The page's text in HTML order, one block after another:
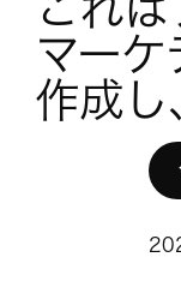
マーケ
作成し